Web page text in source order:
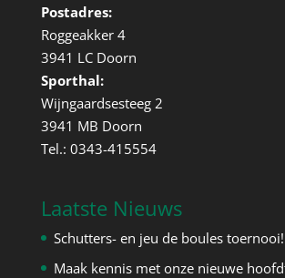
Postadres:
Roggeakker 4
3941 LC Doorn
Sporthal:
Wijngaardsesteeg 2
3941 MB Doorn
Tel.: 0343-415554
Laatste Nieuws
Schutters- en jeu de boules toernooi!
Maak kennis met onze nieuwe